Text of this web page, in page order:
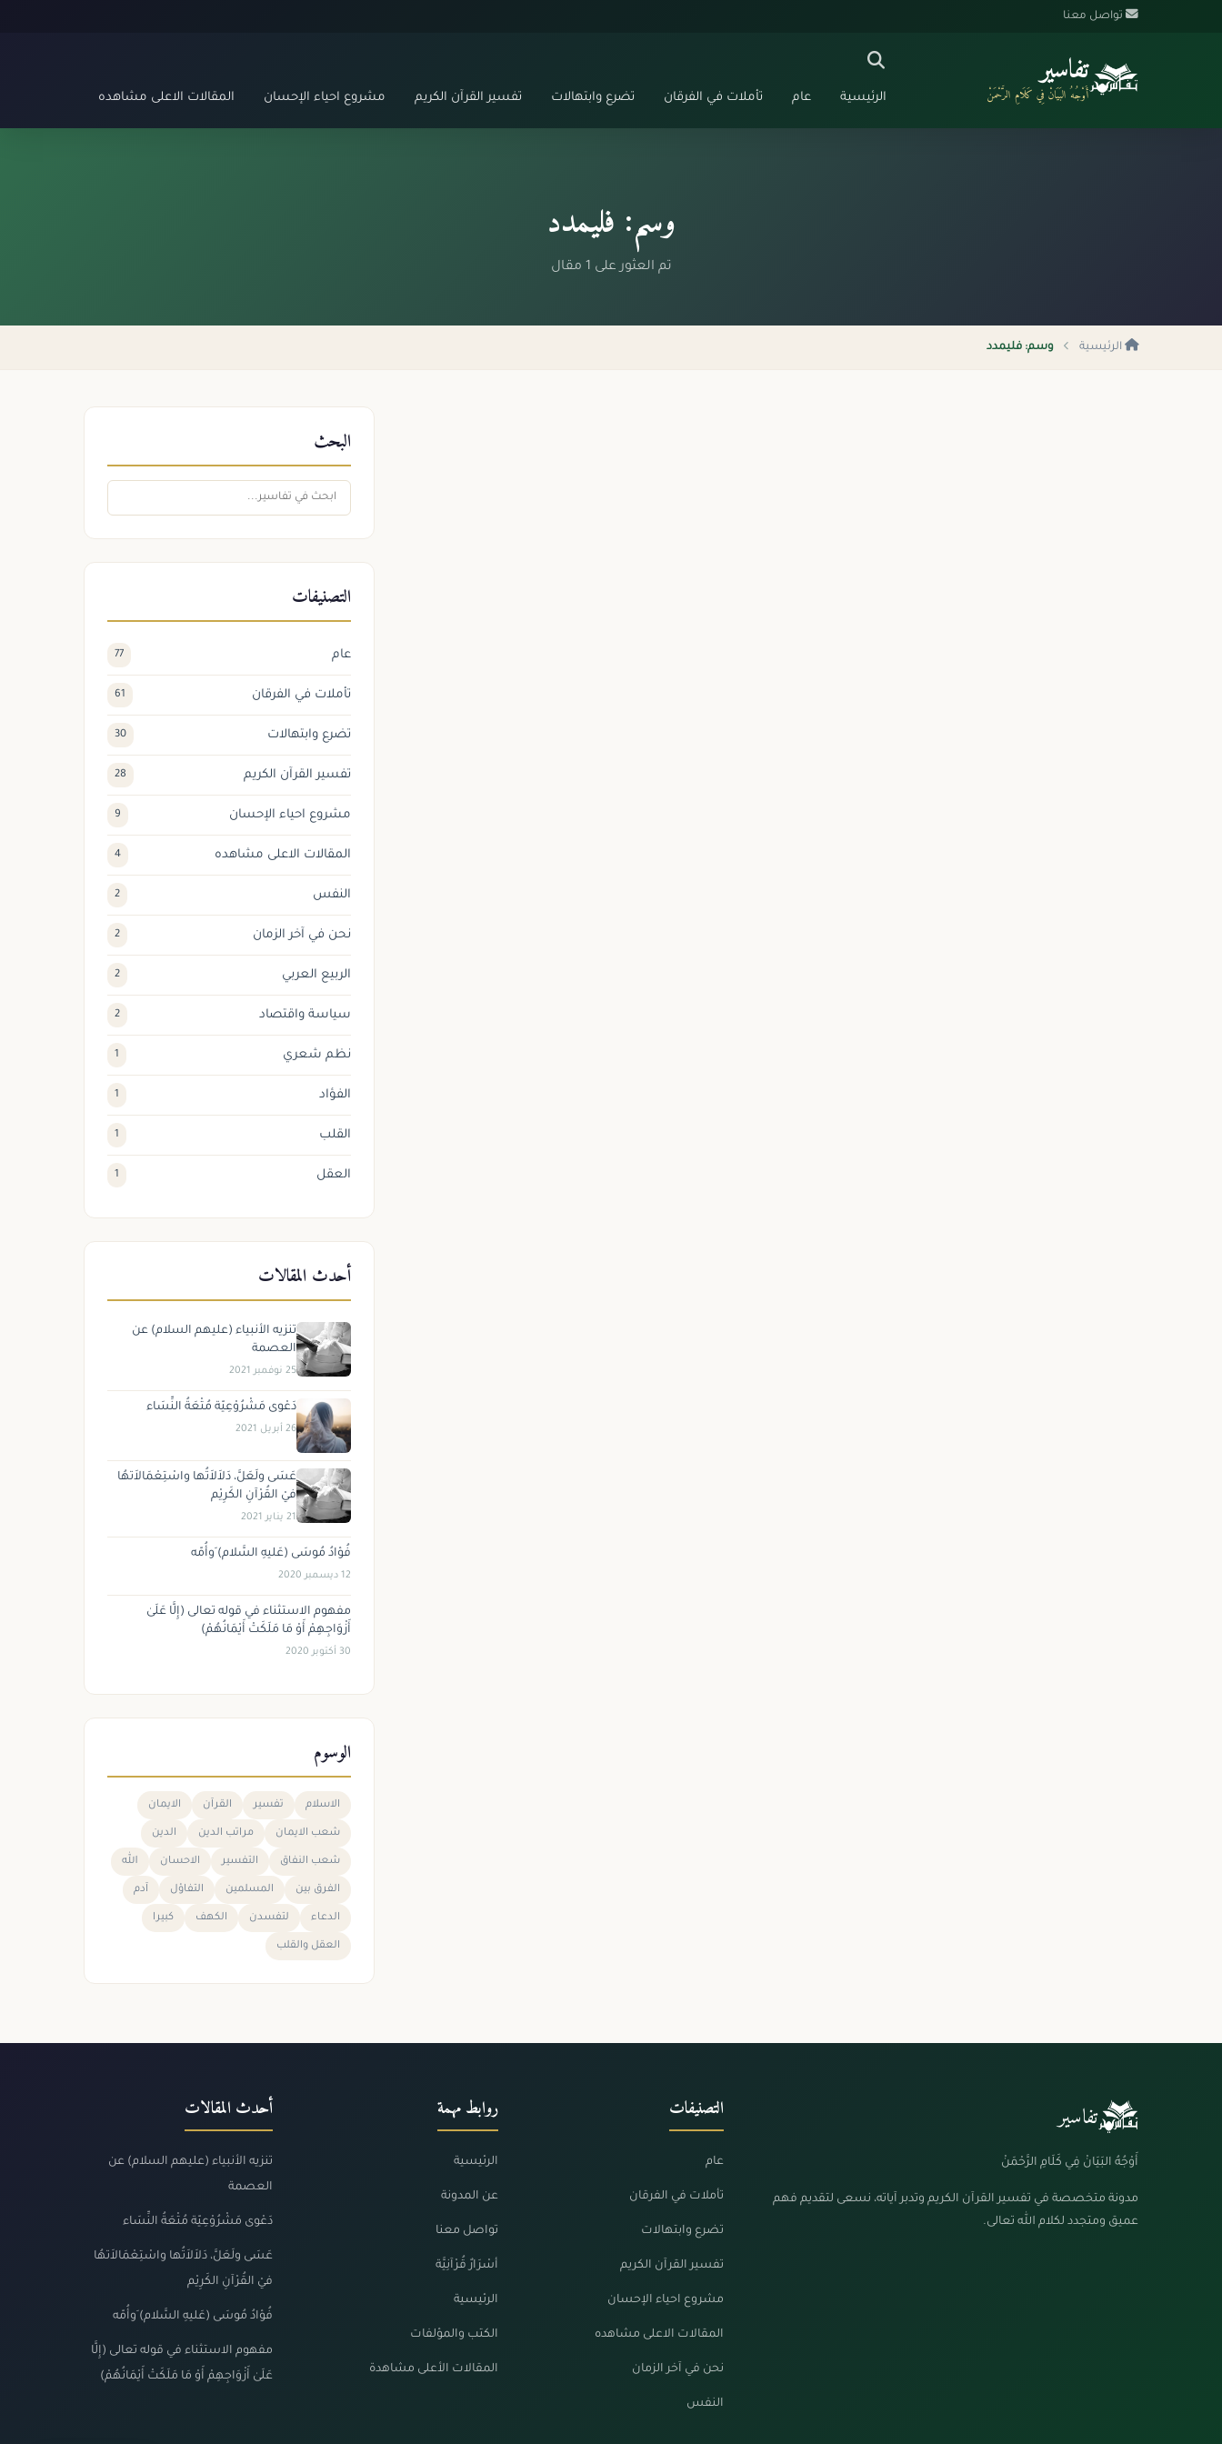
تواصل معنا
تفاسير
أَوْجُهُ البَيَانْ فِي كَلَامِ الرَّحْمَنْ الرئيسية عام تأملات في الفرقان تضرع وابتهالات تفسير القرآن الكريم مشروع احياء الإحسان المقالات الاعلى مشاهده
وسم: فليمدد
تم العثور على 1 مقال
الرئيسية وسم: فليمدد
البحث
التصنيفات
عام 77
تأملات في الفرقان 61
تضرع وابتهالات 30
تفسير القرآن الكريم 28
مشروع احياء الإحسان 9
المقالات الاعلى مشاهده 4
النفس 2
نحن في آخر الزمان 2
الربيع العربي 2
سياسة واقتصاد 2
نظم شعري 1
الفؤاد 1
القلب 1
العقل 1
أحدث المقالات
تنزيه الأنبياء (عليهم السلام) عن
العصمة
25 نوفمبر 2021
دَعْوى مَشْرُوْعِيّة مُتْعَةُ النِّسَاء
26 أبريل 2021
عَسَى ولَعَلَّ، دَلاَلاَتُها واسْتِعْمَالاَتهُا
فيْ القُرْآنِ الكَرِيْم
21 يناير 2021
فُؤادُ مُوسَى (عَليهِ السَّلام) َوأُمّه
12 ديسمبر 2020
مفهوم الاستثناء في قوله تعالى (إِلَّا عَلَىٰ
أَزْوَاجِهِمْ أَوْ مَا مَلَكَتْ أَيْمَانُهُمْ)
30 أكتوبر 2020
الوسوم
الاسلام تفسير القرآن الايمان
شعب الايمان مراتب الدين الدين
شعب النفاق التفسير الاحسان الله
الفرق بين المسلمين التفاؤل آدم
الدعاء لتفسدن الكهف كبيرا
العقل والقلب
تفاسير
أَوْجُهُ البَيَانْ فِي كَلَامِ الرَّحْمَنْ
مدونة متخصصة في تفسير القرآن الكريم وتدبر آياته، نسعى لتقديم فهم
عميق ومتجدد لكلام الله تعالى.
التصنيفات
عام
تأملات في الفرقان
تضرع وابتهالات
تفسير القرآن الكريم
مشروع احياء الإحسان
المقالات الاعلى مشاهده
نحن في آخر الزمان
النفس
روابط مهمة
الرئيسية
عن المدونة
تواصل معنا
أسْرَارٌ قُرْآنِيَّة
الرئيسية
الكتب والمؤلفات
المقالات الأعلى مشاهدة
أحدث المقالات
تنزيه الأنبياء (عليهم السلام) عن
العصمة
دَعْوى مَشْرُوْعِيّة مُتْعَةُ النِّسَاء
عَسَى ولَعَلَّ، دَلاَلاَتُها واسْتِعْمَالاَتهُا
فيْ القُرْآنِ الكَرِيْم
فُؤادُ مُوسَى (عَليهِ السَّلام) َوأُمّه
مفهوم الاستثناء في قوله تعالى (إِلَّا
عَلَىٰ أَزْوَاجِهِمْ أَوْ مَا مَلَكَتْ أَيْمَانُهُمْ)